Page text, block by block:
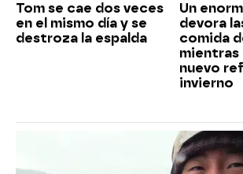
Tom se cae dos veces
en el mismo día y se
destroza la espalda
Un
devora
comida
mientras
nuevo
invierno